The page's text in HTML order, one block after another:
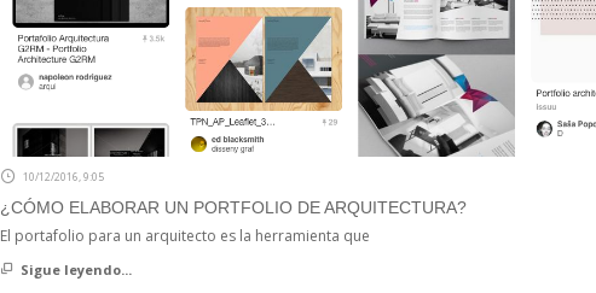
10/12/2016, 9:05
¿CÓMO ELABORAR UN PORTFOLIO DE ARQUITECTURA?
El portafolio para un arquitecto es la herramienta que
Sigue leyendo...